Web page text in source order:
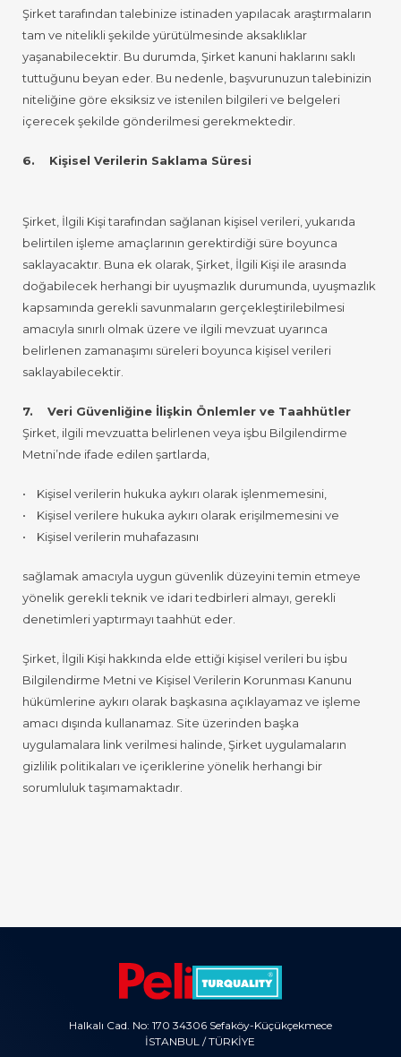
Şirket tarafından talebinize istinaden yapılacak araştırmaların
tam ve nitelikli şekilde yürütülmesinde aksaklıklar
yaşanabilecektir. Bu durumda, Şirket kanuni haklarını saklı
tuttuğunu beyan eder. Bu nedenle, başvurunuzun talebinizin
niteliğine göre eksiksiz ve istenilen bilgileri ve belgeleri
içerecek şekilde gönderilmesi gerekmektedir.
6. Kişisel Verilerin Saklama Süresi
Şirket, İlgili Kişi tarafından sağlanan kişisel verileri, yukarıda
belirtilen işleme amaçlarının gerektirdiği süre boyunca
saklayacaktır. Buna ek olarak, Şirket, İlgili Kişi ile arasında
doğabilecek herhangi bir uyuşmazlık durumunda, uyuşmazlık
kapsamında gerekli savunmaların gerçekleştirilebilmesi
amacıyla sınırlı olmak üzere ve ilgili mevzuat uyarınca
belirlenen zamanaşımı süreleri boyunca kişisel verileri
saklayabilecektir.
7. Veri Güvenliğine İlişkin Önlemler ve Taahhütler
Şirket, ilgili mevzuatta belirlenen veya işbu Bilgilendirme
Metni’nde ifade edilen şartlarda,
• Kişisel verilerin hukuka aykırı olarak işlenmemesini,
• Kişisel verilere hukuka aykırı olarak erişilmemesini ve
• Kişisel verilerin muhafazasını
sağlamak amacıyla uygun güvenlik düzeyini temin etmeye
yönelik gerekli teknik ve idari tedbirleri almayı, gerekli
denetimleri yaptırmayı taahhüt eder.
Şirket, İlgili Kişi hakkında elde ettiği kişisel verileri bu işbu
Bilgilendirme Metni ve Kişisel Verilerin Korunması Kanunu
hükümlerine aykırı olarak başkasına açıklayamaz ve işleme
amacı dışında kullanamaz. Site üzerinden başka
uygulamalara link verilmesi halinde, Şirket uygulamaların
gizlilik politikaları ve içeriklerine yönelik herhangi bir
sorumluluk taşımamaktadır.
Halkalı Cad. No: 170 34306 Sefaköy-Küçükçekmece
İSTANBUL / TÜRKİYE